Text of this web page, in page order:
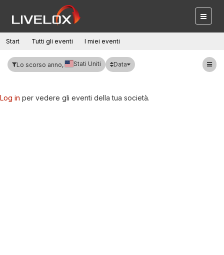
Start Tutti gli eventi I miei eventi
Lo scorso anno, Stati Uniti Data
Log in per vedere gli eventi della tua società.